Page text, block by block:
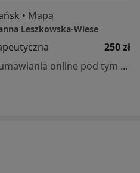
• Mapa
Leszkowska-Wiese
250 zł
Specjalista nie oferuje umawiania online pod tym adresem.